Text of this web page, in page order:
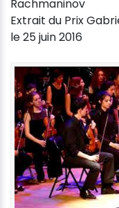
Rachmaninov
Extrait du Prix
le 25 juin 2016